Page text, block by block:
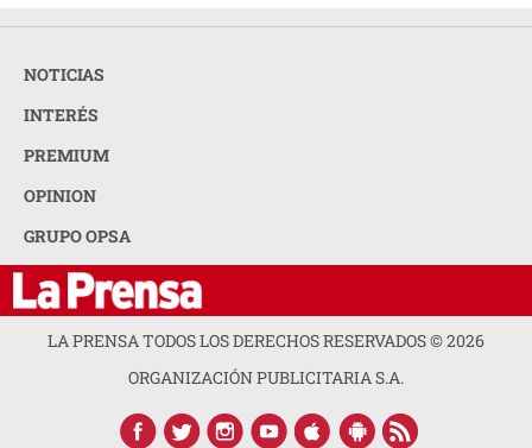
NOTICIAS
INTERÉS
PREMIUM
OPINION
GRUPO OPSA
LA PRENSA TODOS LOS DERECHOS RESERVADOS ©2026
ORGANIZACIÓN PUBLICITARIA S.A.